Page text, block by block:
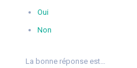
Oui
Non
La bonne réponse est…